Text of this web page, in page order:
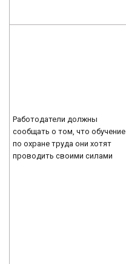
Работодатели должны
сообщать о том, что обучение
по охране труда они хотят
проводить своими силами